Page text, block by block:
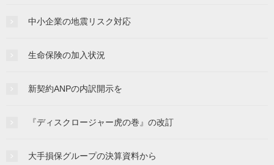
中小企業の地震リスク対応
生命保険の加入状況
新契約ANPの内訳開示を
『ディスクロージャー虎の巻』の改訂
大手損保グループの決算資料から